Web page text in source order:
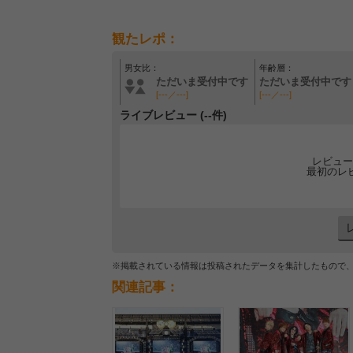
観たレポ：
男女比：
ただいま受付中です
[---／---]
年齢層：
ただいま受付中です
[---／---]
ライブレビュー (--件)
レビュ
最初のレ
※掲載されている情報は投稿されたデータを集計したもので
関連記事：